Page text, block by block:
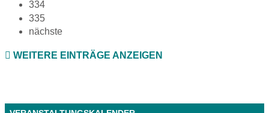
334
335
nächste
WEITERE EINTRÄGE ANZEIGEN